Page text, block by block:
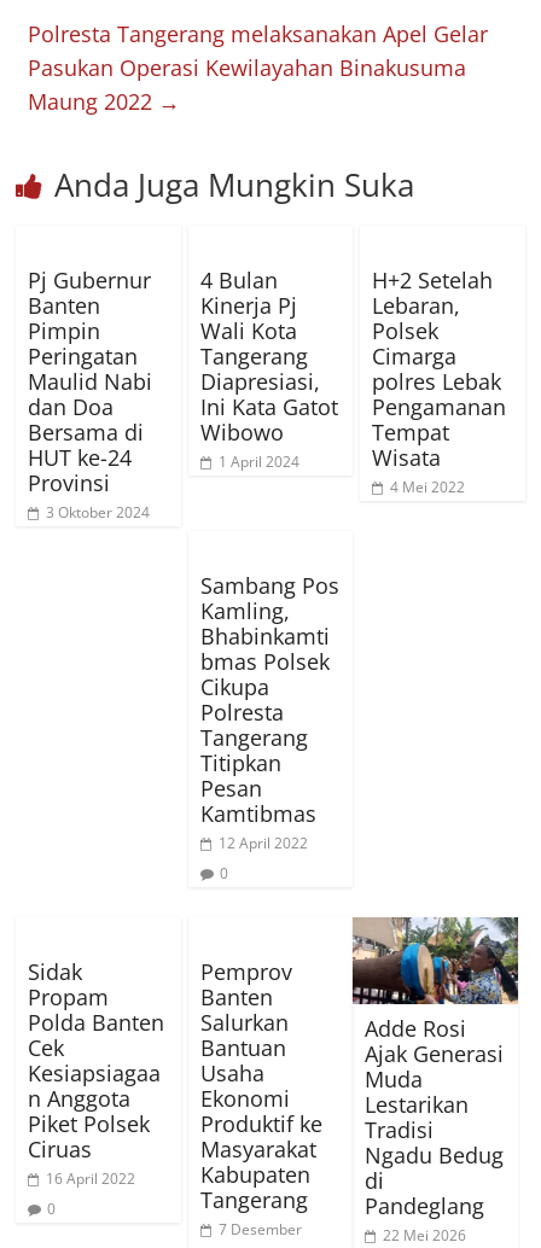
Polresta Tangerang melaksanakan Apel Gelar
Pasukan Operasi Kewilayahan Binakusuma
Maung 2022 →
Anda Juga Mungkin Suka
Pj Gubernur
Banten
Pimpin
Peringatan
Maulid Nabi
dan Doa
Bersama di
HUT ke-24
Provinsi
3 Oktober 2024
4 Bulan
Kinerja Pj
Wali Kota
Tangerang
Diapresiasi,
Ini Kata Gatot
Wibowo
1 April 2024
H+2 Setelah
Lebaran,
Polsek
Cimarga
polres Lebak
Pengamanan
Tempat
Wisata
4 Mei 2022
Sambang Pos
Kamling,
Bhabinkamti
bmas Polsek
Cikupa
Polresta
Tangerang
Titipkan
Pesan
Kamtibmas
12 April 2022
0
Sidak
Propam
Polda Banten
Cek
Kesiapsiagaa
n Anggota
Piket Polsek
Ciruas
16 April 2022
0
Pemprov
Banten
Salurkan
Bantuan
Usaha
Ekonomi
Produktif ke
Masyarakat
Kabupaten
Tangerang
7 Desember
Adde Rosi
Ajak Generasi
Muda
Lestarikan
Tradisi
Ngadu Bedug
di
Pandeglang
22 Mei 2026